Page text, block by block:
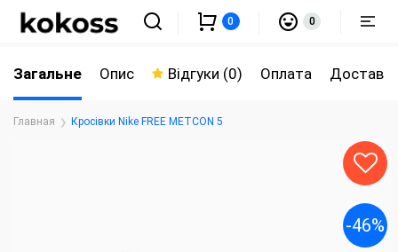
0 0
Главная Кросівки Nike FREE METCON 5
Загальне Опис Відгуки (0) Оплата
-46%